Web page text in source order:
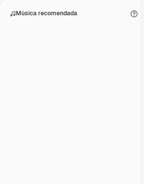
Música recomendada